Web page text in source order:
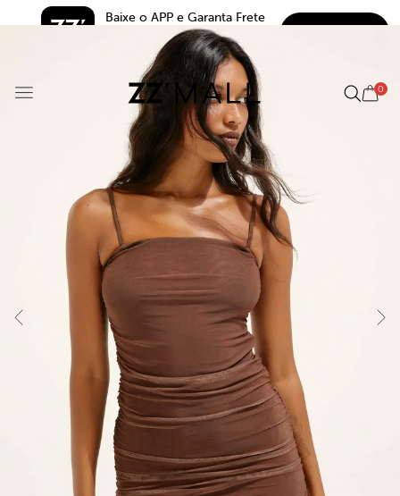
Baixe o APP e Garanta Frete
5.0
0